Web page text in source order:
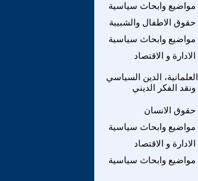
مواضيع وابحاث سياسية
حقوق الاطفال والشبيبة
مواضيع وابحاث سياسية
الادارة و الاقتصاد
العلمانية، الدين السياسي
ونقد الفكر الديني
حقوق الانسان
مواضيع وابحاث سياسية
الادارة و الاقتصاد
مواضيع وابحاث سياسية